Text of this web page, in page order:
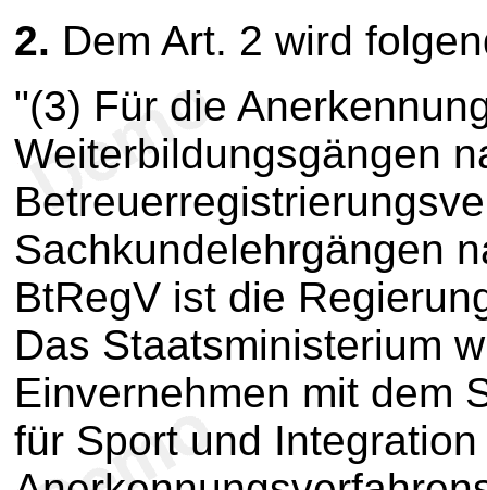
2. Dem Art. 2 wird
"(3) Für die
Weiterbildungsgängen
Sachkundelehrgängen
BtRegV ist die
Das Staatsministerium
Einvernehmen mit dem
für Sport und